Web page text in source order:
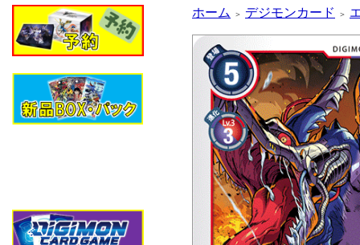
ホーム ＞ デジモンカード ＞